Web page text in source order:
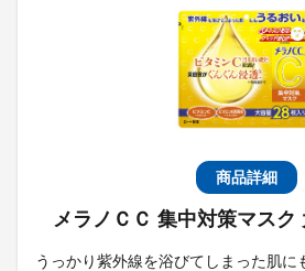
商品詳細
メラノＣＣ 集中対策マスク
うっかり紫外線を浴びてしまった肌に